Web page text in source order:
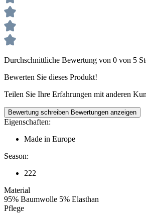
Durchschnittliche Bewertung von 0 von 5
Bewerten Sie dieses Produkt!
Teilen Sie Ihre Erfahrungen mit anderen
Bewertung schreiben Bewertungen anzeigen
Eigenschaften:
Made in Europe
Season:
222
Material
95% Baumwolle 5% Elasthan
Pflege